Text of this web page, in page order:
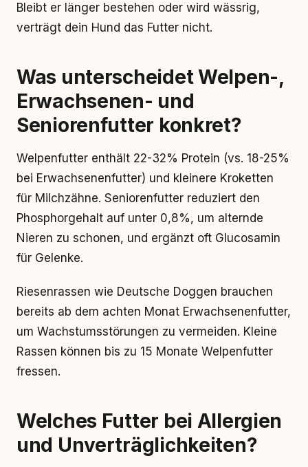
Bleibt er länger bestehen oder wird wässrig,
verträgt dein Hund das Futter nicht.
Was unterscheidet Welpen-,
Erwachsenen- und
Seniorenfutter konkret?
Welpenfutter enthält 22-32% Protein (vs. 18-25%
bei Erwachsenenfutter) und kleinere Kroketten
für Milchzähne. Seniorenfutter reduziert den
Phosphorgehalt auf unter 0,8%, um alternde
Nieren zu schonen, und ergänzt oft Glucosamin
für Gelenke.
Riesenrassen wie Deutsche Doggen brauchen
bereits ab dem achten Monat Erwachsenenfutter,
um Wachstumsstörungen zu vermeiden. Kleine
Rassen können bis zu 15 Monate Welpenfutter
fressen.
Welches Futter bei Allergien
und Unverträglichkeiten?